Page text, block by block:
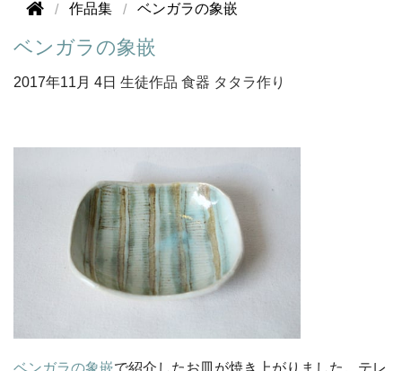
作品集 ベンガラの象嵌
ベンガラの象嵌
2017年11月 4日 生徒作品 食器 タタラ作り
ベンガラの象嵌で紹介したお皿が焼き上がりました。テレ